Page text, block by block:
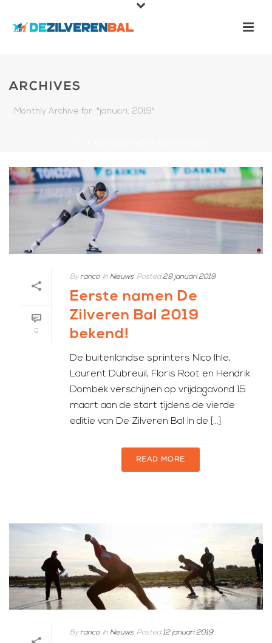
ARCHIVES
Monthly Archive for: "januari, 2019"
0
By ranco In Nieuws Posted 29 januari 2019
Eerste namen De
Zilveren Bal 2019
bekend!
De buitenlandse sprinters Nico Ihle,
Laurent Dubreuil, Floris Root en Hendrik
Dombek verschijnen op vrijdagavond 15
maart aan de start tijdens de vierde
editie van De Zilveren Bal in de [...]
READ MORE
By ranco In Nieuws Posted 12 januari 2019